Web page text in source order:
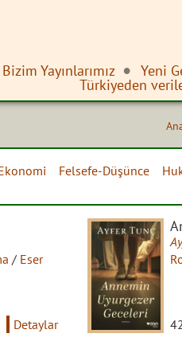
Bizim Yayınlarımız Yeni
Türkiyeden
Felsefe-Düşünce
/ Eser
Detaylar